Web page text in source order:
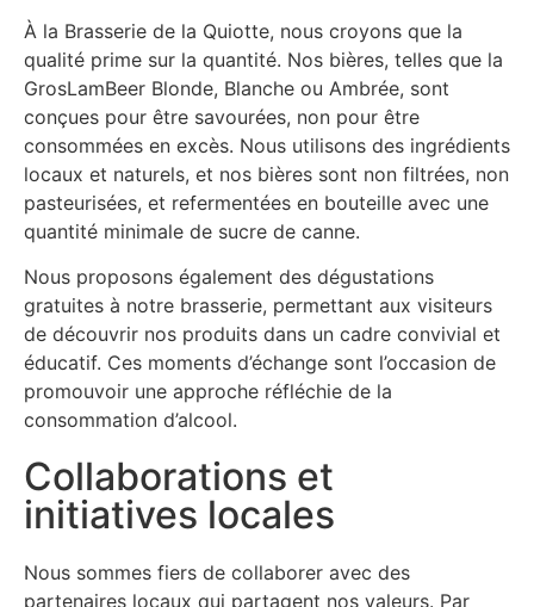
À la Brasserie de la Quiotte, nous croyons que la
qualité prime sur la quantité. Nos bières, telles que la
GrosLamBeer Blonde, Blanche ou Ambrée, sont
conçues pour être savourées, non pour être
consommées en excès. Nous utilisons des ingrédients
locaux et naturels, et nos bières sont non filtrées, non
pasteurisées, et refermentées en bouteille avec une
quantité minimale de sucre de canne.
Nous proposons également des dégustations
gratuites à notre brasserie, permettant aux visiteurs
de découvrir nos produits dans un cadre convivial et
éducatif. Ces moments d’échange sont l’occasion de
promouvoir une approche réfléchie de la
consommation d’alcool.
Collaborations et
initiatives locales
Nous sommes fiers de collaborer avec des
partenaires locaux qui partagent nos valeurs. Par